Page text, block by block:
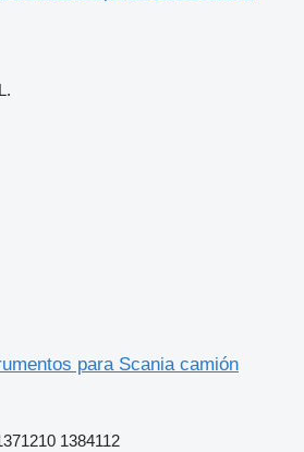
para Scania camión
1384112